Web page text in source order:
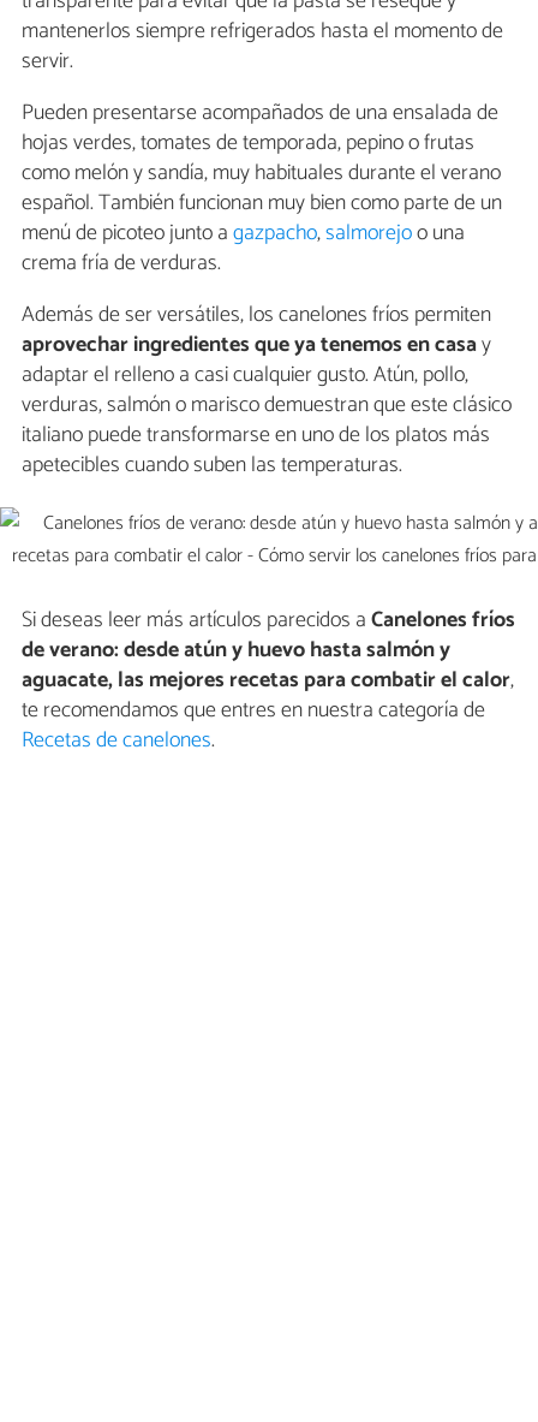
mantenerlos siempre refrigerados hasta el momento de
servir.
Pueden presentarse acompañados de una ensalada de
hojas verdes, tomates de temporada, pepino o frutas
como melón y sandía, muy habituales durante el verano
español. También funcionan muy bien como parte de un
menú de picoteo junto agazpacho,salmorejoo una
crema fría de verduras.
Además de ser versátiles, los canelones fríos permiten
aprovechar ingredientes que ya tenemos en casay
adaptar el relleno a casi cualquier gusto. Atún, pollo,
verduras, salmón o marisco demuestran que este clásico
italiano puede transformarse en uno de los platos más
apetecibles cuando suben las temperaturas.
Si deseas leer más artículos parecidos aCanelones fríos
de verano: desde atún y huevo hasta salmón y
aguacate, las mejores recetas para combatir el calor,
te recomendamos que entres en nuestra categoría de
Recetas de canelones.